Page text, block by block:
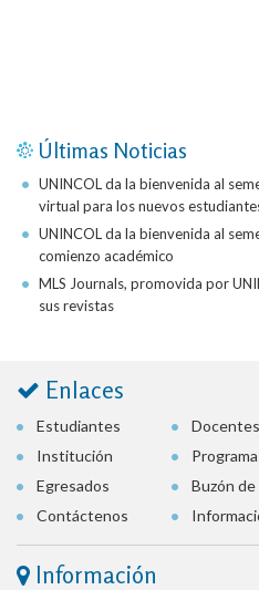
Últimas Noticias
UNINCOL da la bienvenida al
virtual para los nuevos
UNINCOL da la bienvenida al
comienzo académico
MLS Journals, promovida por
sus revistas
Enlaces
Estudiantes
Docentes
Institución
Egresados
Buzón de
Contáctenos
Información